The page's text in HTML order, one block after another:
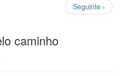
Próxima
página
Seguinte ›
caminho